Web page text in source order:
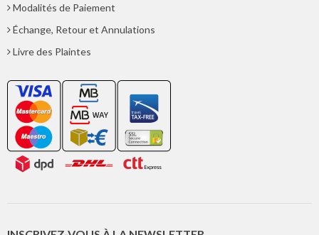
Modalités de Paiement
Échange, Retour et Annulations
Livre des Plaintes